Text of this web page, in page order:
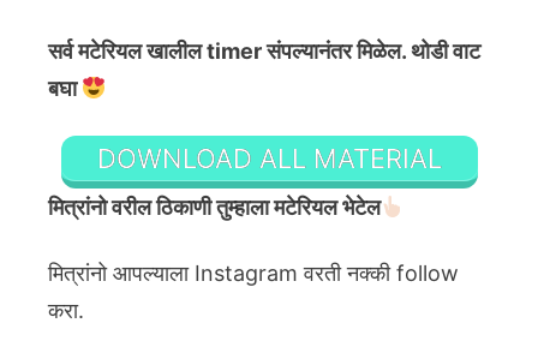
सर्व मटेरियल खालील timer संपल्यानंतर मिळेल. थोडी वाट
बघा
DOWNLOAD ALL MATERIAL
मित्रांनो वरील ठिकाणी तुम्हाला मटेरियल भेटेल
मित्रांनो आपल्याला Instagram वरती नक्की follow
करा.